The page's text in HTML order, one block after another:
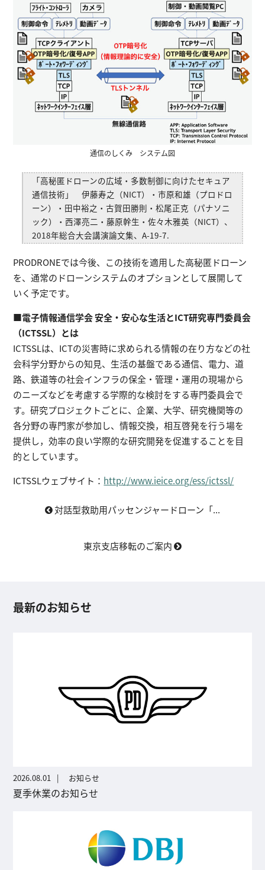
通信のしくみ システム図
「高秘匿ドローンの広域・多数制御に向けたセキュア
通信技術」 伊藤寿之（NICT）・市原和雄（プロドロ
ーン）・田中裕之・古賀田勝則・松尾正克（パナソニ
ック）・西澤亮二・藤原幹生・佐々木雅英（NICT）、
2018年総合大会講演論文集、A-19-7.
PRODRONEでは今後、この技術を適用した高秘匿ドローン
を、通常のドローンシステムのオプションとして展開して
いく予定です。
■電子情報通信学会 安全・安心な生活とICT研究専門委員会
（ICTSSL）とは
ICTSSLは、ICTの災害時に求められる情報の在り方などの社
会科学分野からの知見、生活の基盤である通信、電力、道
路、鉄道等の社会インフラの保全・管理・運用の現場から
のニーズなどを考慮する学際的な検討をする専門委員会で
す。研究プロジェクトごとに、企業、大学、研究機関等の
各分野の専門家が参加し、情報交換，相互啓発を行う場を
提供し，効率の良い学際的な研究開発を促進することを目
的としています。
ICTSSLウェブサイト： http://www.ieice.org/ess/ictssl/
対話型救助用パッセンジャードローン「...
東京支店移転のご案内
最新のお知らせ
2026.08.01 お知らせ
夏季休業のお知らせ